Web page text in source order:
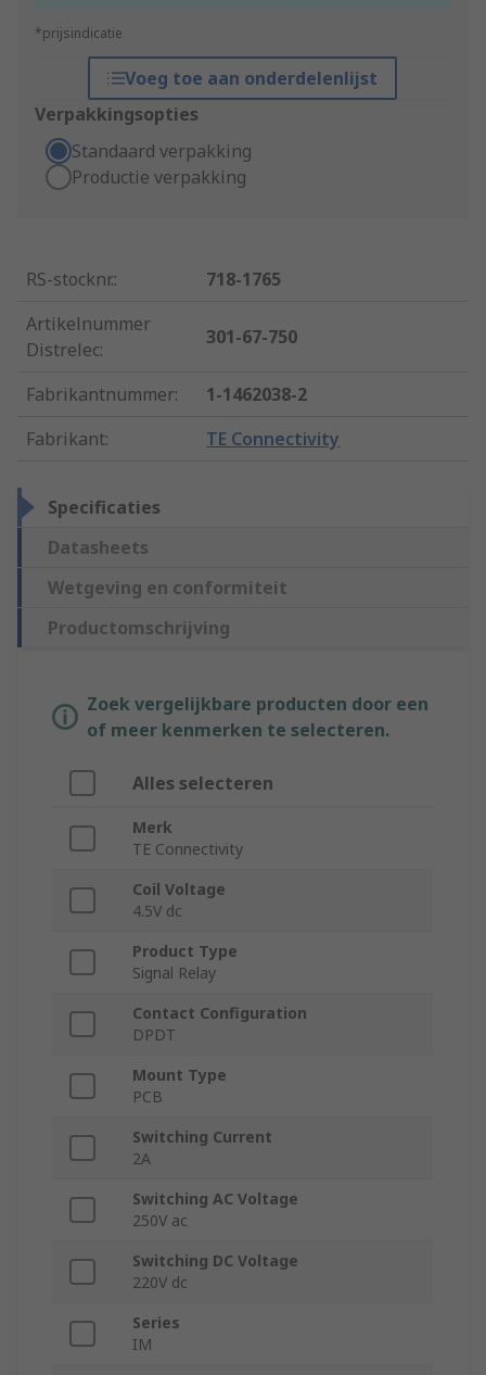
*prijsindicatie
Voeg toe aan onderdelenlijst
Verpakkingsopties
Standaard verpakking
Productie verpakking
RS-stocknr.:
718-1765
Artikelnummer
Distrelec:
301-67-750
Fabrikantnummer:
1-1462038-2
Fabrikant: TE Connectivity
Specificaties
Datasheets
Wetgeving en conformiteit
Productomschrijving
Zoek vergelijkbare producten door een
of meer kenmerken te selecteren.
Alles selecteren
Merk
TE Connectivity
Coil Voltage
4.5V dc
Product Type
Signal Relay
Contact Configuration
DPDT
Mount Type
PCB
Switching Current
2A
Switching AC Voltage
250V ac
Switching DC Voltage
220V dc
Series
IM